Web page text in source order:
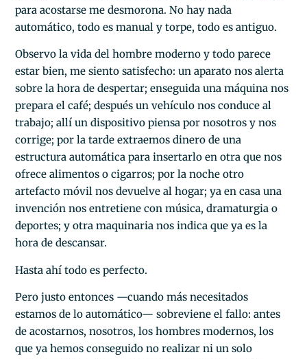
para acostarse me desmorona. No hay nada
automático, todo es manual y torpe, todo es antiguo.
Observo la vida del hombre moderno y todo parece
estar bien, me siento satisfecho: un aparato nos alerta
sobre la hora de despertar; enseguida una máquina nos
prepara el café; después un vehículo nos conduce al
trabajo; allí un dispositivo piensa por nosotros y nos
corrige; por la tarde extraemos dinero de una
estructura automática para insertarlo en otra que nos
ofrece alimentos o cigarros; por la noche otro
artefacto móvil nos devuelve al hogar; ya en casa una
invención nos entretiene con música, dramaturgia o
deportes; y otra maquinaria nos indica que ya es la
hora de descansar.
Hasta ahí todo es perfecto.
Pero justo entonces —cuando más necesitados
estamos de lo automático— sobreviene el fallo: antes
de acostarnos, nosotros, los hombres modernos, los
que ya hemos conseguido no realizar ni un solo